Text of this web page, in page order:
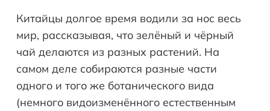
Китайцы долгое время водили за нос весь
мир, рассказывая, что зелёный и чёрный
чай делаются из разных растений. На
самом деле собираются разные части
одного и того же ботанического вида
(немного видоизменённого естественным